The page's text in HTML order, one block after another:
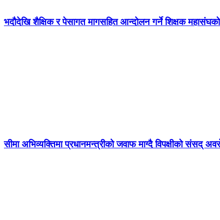
भदौदेखि शैक्षिक र पेसागत मागसहित आन्दोलन गर्ने शिक्षक महासंघको
सीमा अभिव्यक्तिमा प्रधानमन्त्रीको जवाफ माग्दै विपक्षीको संसद्